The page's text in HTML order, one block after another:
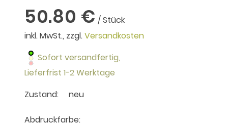
50.80 € / Stück
inkl. MwSt., zzgl.Versandkosten
Sofort versandfertig,
Lieferfrist 1-2 Werktage
Zustand:
neu
Abdruckfarbe: